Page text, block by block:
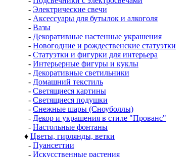
- Электрические свечи
- Аксессуары для бутылок и алкоголя
- Вазы
- Декоративные настенные украшения
- Новогодние и рождественские статуэтки
- Статуэтки и фигурки для интерьера
- Интерьерные фигуры и куклы
- Декоративные светильники
- Домашний текстиль
- Светящиеся картины
- Светящиеся подушки
- Снежные шары (Сноуболлы)
- Декор и украшения в стиле "Прованс"
- Настольные фонтаны
♦ Цветы, гирлянды, ветки
- Пуансеттии
- Искусственные растения